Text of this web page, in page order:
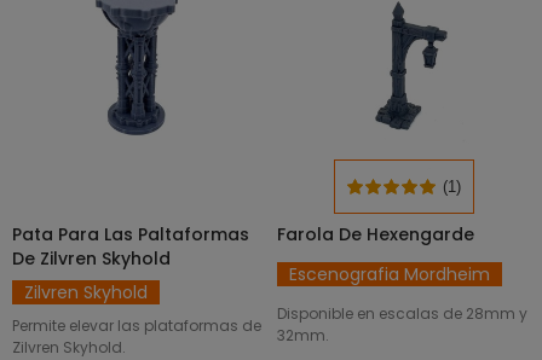
AÑADIR AL CARRITO
Pata Para Las Paltaformas
De Zilvren Skyhold
Zilvren Skyhold
Permite elevar las plataformas de
Zilvren Skyhold.
SELECCIONAR OPCIONES
Farola De Hexengarde
Escenografia Mordheim
Disponible en escalas de 28mm y
32mm.
(1)